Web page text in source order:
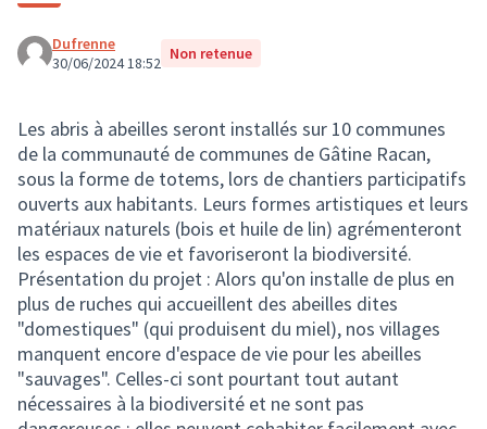
Dufrenne
30/06/2024 18:52 Non retenue
Les abris à abeilles seront installés sur 10 communes
de la communauté de communes de Gâtine Racan,
sous la forme de totems, lors de chantiers participatifs
ouverts aux habitants. Leurs formes artistiques et leurs
matériaux naturels (bois et huile de lin) agrémenteront
les espaces de vie et favoriseront la biodiversité.
Présentation du projet : Alors qu'on installe de plus en
plus de ruches qui accueillent des abeilles dites
"domestiques" (qui produisent du miel), nos villages
manquent encore d'espace de vie pour les abeilles
"sauvages". Celles-ci sont pourtant tout autant
nécessaires à la biodiversité et ne sont pas